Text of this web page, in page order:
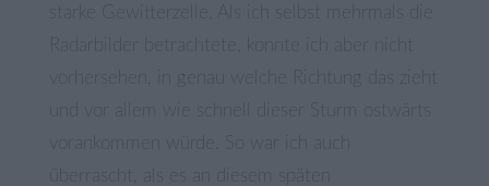
starke Gewitterzelle. Als ich selbst mehrmals die
vorhersehen, in genau welche Richtung das zieht
und vor allem wie schnell dieser Sturm ostwärts
vorankommen würde. So war ich auch
überrascht, als es an diesem späten